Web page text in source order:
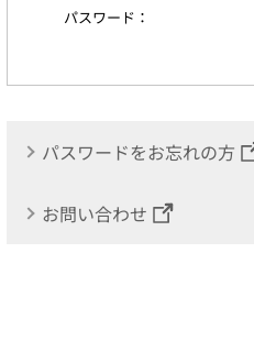
パスワード：
パスワードをお忘れの方
お問い合わせ